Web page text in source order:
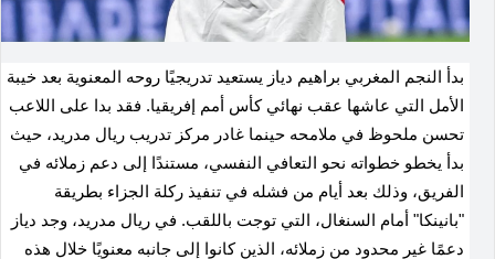
بدأ النجم المغربي براهيم دياز يستعيد تدريجيًا روحه المعنوية بعد خيبة
الأمل التي عاشها عقب نهائي كأس أمم إفريقيا. فقد بدا على اللاعب
تحسن ملحوظ في ملامحه حينما غادر مركز تدريب ريال مدريد، حيث
بدأ يخطو خطواته نحو التعافي النفسي، مستندًا إلى دعم زملائه في
الفريق، وذلك بعد أيام من فشله في تنفيذ ركلة الجزاء بطريقة
"بانينكا" أمام السنغال، التي توجت باللقب. في ريال مدريد، وجد دياز
دعمًا غير محدود من زملائه، الذين كانوا إلى جانبه معنويًا خلال هذه